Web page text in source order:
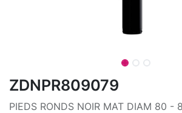
ZDNPR809079
PIEDS RONDS NOIR MAT DIAM 80 -